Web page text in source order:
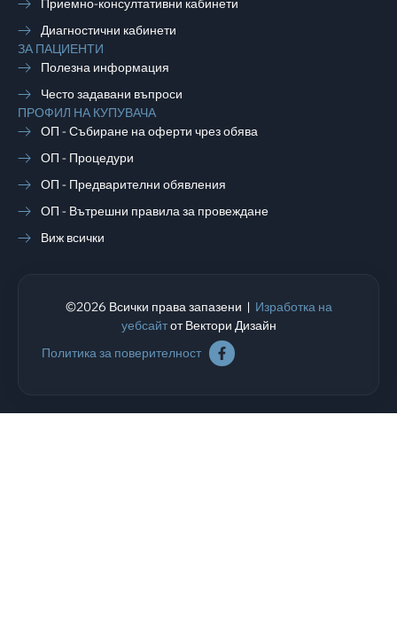
Приемно-консултативни кабинети
Диагностични кабинети
ЗА ПАЦИЕНТИ
Полезна информация
Често задавани въпроси
ПРОФИЛ НА КУПУВАЧА
ОП - Събиране на оферти чрез обява
ОП - Процедури
ОП - Предварителни обявления
ОП - Вътрешни правила за провеждане
Виж всички
©2026 Всички права запазени | Изработка на
уебсайтот Вектори Дизайн
Политика за поверителност